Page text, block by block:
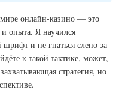
онлайн-казино — это
опыта. Я научился
и не гнаться слепо за
к такой тактике, может,
стратегия, но